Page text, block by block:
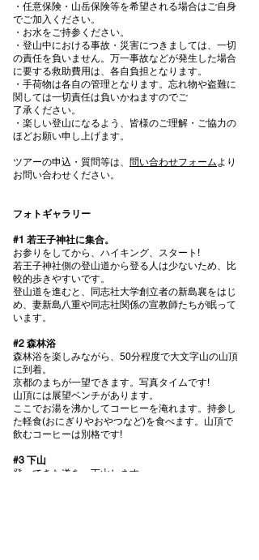
・任意保険・山岳保険等を希望される場合はご自身
でご加入ください。
・お水をご持参ください。
・登山中における事故・災害につきましては、一切
の責任を負いません。万一事故などが発生した場合
に要する救助費用は、各自負担となります。
・手荷物は各自の管理となります。忘れ物や盗難に
関しては一切責任は負いかねますのでご
了承ください。
・楽しい登山になるよう、皆様のご理解・ご協力の
ほどお願い申し上げます。
ツアーの申込・質問等は、 問い合わせフォームより
お問い合わせください。
フォトギャラリー
#1 若王子神社に集合。
お参りをしてから、ハイキング、スタート!
若王子神社側の登山道から登る人は少ないため、比
較的歩きやすいです。
登山道を進むと、同志社大学創立者の新島襄をはじ
め、妻新島八重や同志社関係の宣教師たちが眠って
います。
#2 森林浴
森林浴を楽しみながら、50分程度で大文字山の山頂
に到着。
京都のまちが一望できます。写真タイムです!
山頂には展望ベンチがあります。
ここでお湯を沸かしてコーヒーを淹れます。持参し
た軽食(おにぎりやおやつなど)を食べます。山頂で
飲むコーヒーは別格です!
#3 下山
登ってきた道を、下山します。